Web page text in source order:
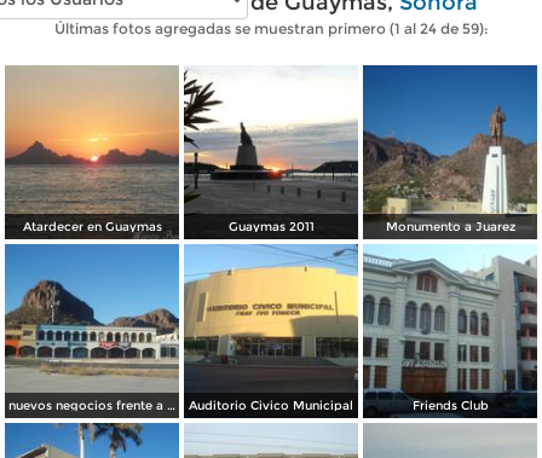
Últimas fotos agregadas se muestran primero (1 al 24 de 59):
Atardecer en Guaymas Guaymas 2011 Monumento a Juarez
nuevos negocios frente a la bahia Auditorio Civico Municipal Friends Club